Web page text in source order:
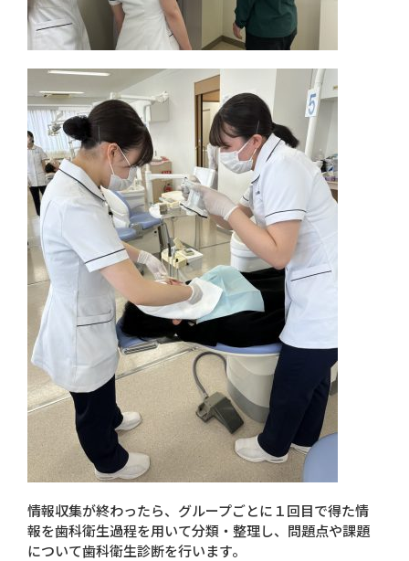
情報収集が終わったら、グループごとに１回目で得た情
報を歯科衛生過程を用いて分類・整理し、問題点や課題
について歯科衛生診断を行います。